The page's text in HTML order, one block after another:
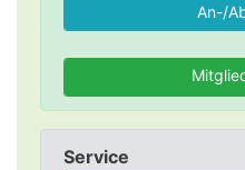
Service